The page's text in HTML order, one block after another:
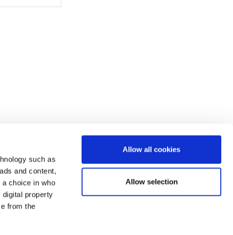
such as
and content,
choice in who
property
from the
Allow all cookies
Allow selection